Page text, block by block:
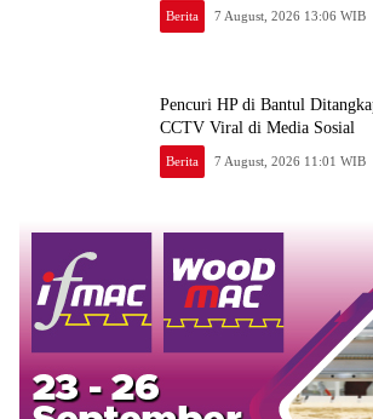
Berita 7 August, 2026 13:06 WIB
Pencuri HP di Bantul
CCTV Viral di Media Sosial
Berita 7 August, 2026 11:01 WIB